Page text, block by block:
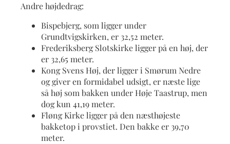
Andre højdedrag:
Bispebjerg, som ligger under
Grundtvigskirken, er 32,52 meter.
Frederiksberg Slotskirke ligger på en høj, der
er 32,65 meter.
Kong Svens Høj, der ligger i Smørum Nedre
og giver en formidabel udsigt, er næste lige
så høj som bakken under Høje Taastrup, men
dog kun 41,19 meter.
Fløng Kirke ligger på den næsthøjeste
bakketop i provstiet. Den bakke er 39,70
meter.